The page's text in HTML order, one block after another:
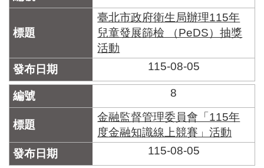
臺北市政府衛生局辦理115年
兒童發展篩檢 （PeDS）抽獎
活動
115-08-05
8
金融監督管理委員會「115年
度金融知識線上競賽」活動
115-08-05